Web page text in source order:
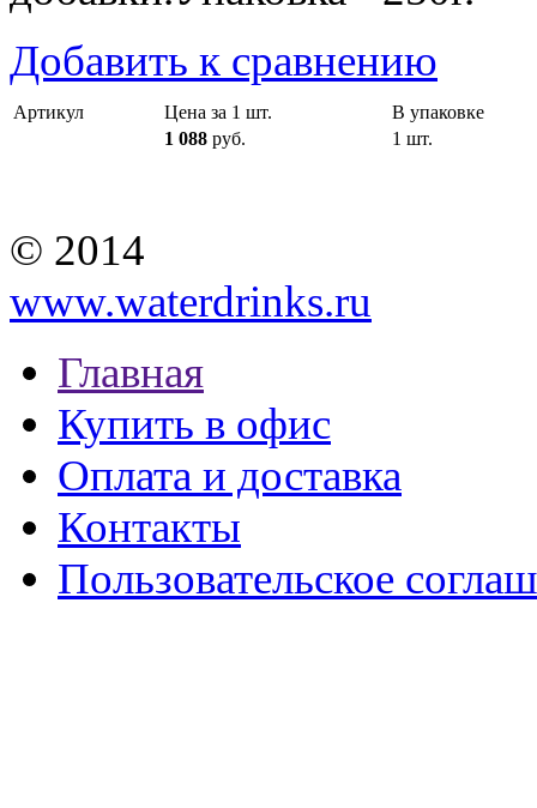
Добавить к сравнению
Артикул Цена за 1 шт.
В упаковке
1 088 руб. 1 шт.
© 2014
www.waterdrinks.ru
Главная
Купить в офис
Оплата и доставка
Контакты
Пользовательское